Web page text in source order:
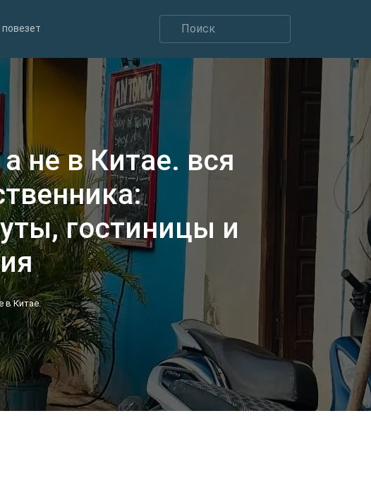
не в Китае. вся
гостиницы и
в Китае.